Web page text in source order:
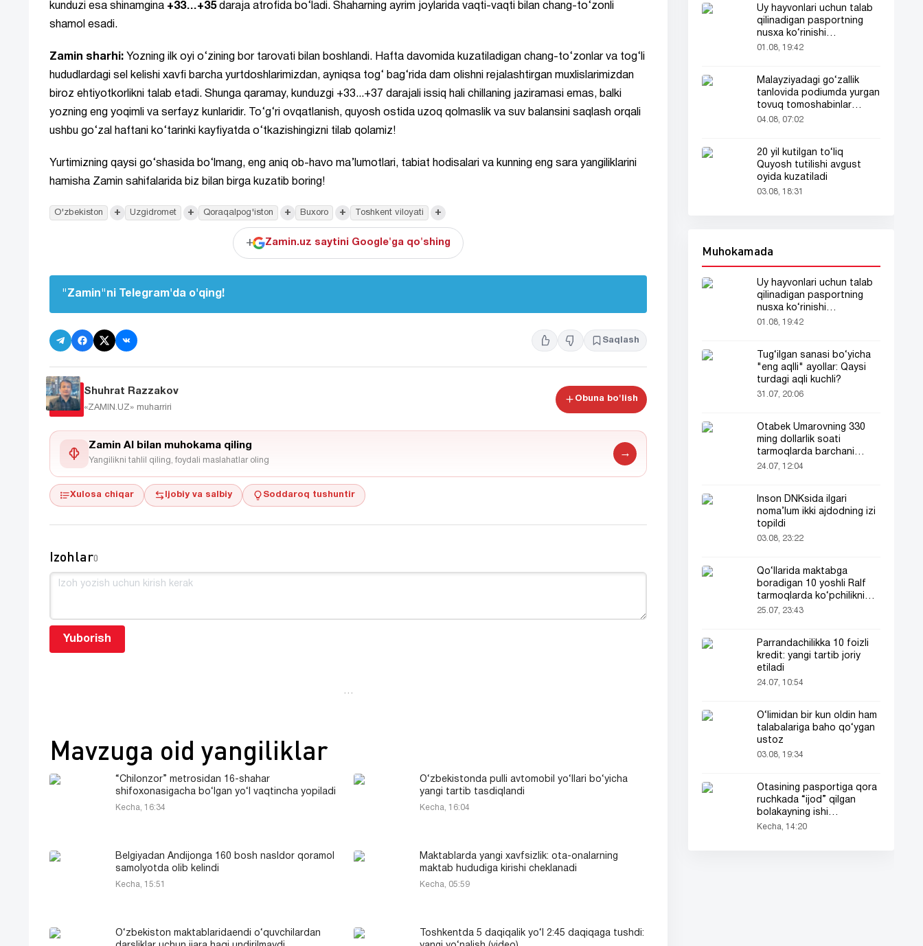
kunduzi esa shinamgina +33…+35daraja atrofida bo‘ladi. Shaharning ayrim joylarida vaqti-vaqti bilan chang-to‘zonli
shamol esadi.
Zamin sharhi: Yozning ilk oyi o‘zining bor tarovati bilan boshlandi. Hafta davomida kuzatiladigan chang-to‘zonlar va tog‘li
hududlardagi sel kelishi xavfi barcha yurtdoshlarimizdan, ayniqsa tog‘ bag‘rida dam olishni rejalashtirgan muxlislarimizdan
biroz ehtiyotkorlikni talab etadi. Shunga qaramay, kunduzgi +33...+37 darajali issiq hali chillaning jaziramasi emas, balki
yozning eng yoqimli va serfayz kunlaridir. To‘g‘ri ovqatlanish, quyosh ostida uzoq qolmaslik va suv balansini saqlash orqali
ushbu go‘zal haftani ko‘tarinki kayfiyatda o‘tkazishingizni tilab qolamiz!
Yurtimizning qaysi go‘shasida bo‘lmang, eng aniq ob-havo ma’lumotlari, tabiat hodisalari va kunning eng sara yangiliklarini
hamisha Zamin sahifalarida biz bilan birga kuzatib boring!
O'zbekiston + Uzgidromet + Qoraqalpog'iston + Buxoro + Toshkent viloyati +
+ Zamin.uz saytini Google'ga qo'shing
"Zamin"ni Telegram'da o'qing!
Saqlash
Shuhrat Razzakov
«ZAMIN.UZ» muharriri
Obuna bo'lish
Zamin AI bilan muhokama qiling
Yangilikni tahlil qiling, foydali maslahatlar oling
→
Xulosa chiqar Ijobiy va salbiy Soddaroq tushuntir
Izohlar0
Yuborish
…
Mavzuga oid yangiliklar
“Chilonzor” metrosidan 16-shahar
shifoxonasigacha bo‘lgan yo‘l vaqtincha yopiladi
Kecha, 16:34
O‘zbekistonda pulli avtomobil yo‘llari bo‘yicha
yangi tartib tasdiqlandi
Kecha, 16:04
Belgiyadan Andijonga 160 bosh nasldor qoramol
samolyotda olib kelindi
Kecha, 15:51
Maktablarda yangi xavfsizlik: ota-onalarning
maktab hududiga kirishi cheklanadi
Kecha, 05:59
O‘zbekiston maktablaridaendi o‘quvchilardan
Toshkentda 5 daqiqalik yo‘l 2:45 daqiqaga tushdi:
Uy hayvonlari uchun talab
qilinadigan pasportning
nusxa ko‘rinishi
tarmoqlarda tarqaldi
01.08, 19:42
Malayziyadagi go‘zallik
tanlovida podiumda yurgan
tovuq tomoshabinlar
e’tiborini tortdi
04.08, 07:02
20 yil kutilgan to‘liq
Quyosh tutilishi avgust
oyida kuzatiladi
03.08, 18:31
Muhokamada
Uy hayvonlari uchun talab
qilinadigan pasportning
nusxa ko‘rinishi
tarmoqlarda tarqaldi
01.08, 19:42
Tug‘ilgan sanasi bo‘yicha
"eng aqlli" ayollar: Qaysi
turdagi aqli kuchli?
31.07, 20:06
Otabek Umarovning 330
ming dollarlik soati
tarmoqlarda barchani
e’tiborini tortdi!
24.07, 12:04
Inson DNKsida ilgari
noma’lum ikki ajdodning izi
topildi
03.08, 23:22
Qo‘llarida maktabga
boradigan 10 yoshli Ralf
tarmoqlarda ko‘pchilikni
ta’sirlantirdi
25.07, 23:43
Parrandachilikka 10 foizli
kredit: yangi tartib joriy
etiladi
24.07, 10:54
O‘limidan bir kun oldin ham
talabalariga baho qo‘ygan
ustoz
03.08, 19:34
Otasining pasportiga qora
ruchkada “ijod” qilgan
bolakayning ishi
barchaning diqqatini tortdi
Kecha, 14:20